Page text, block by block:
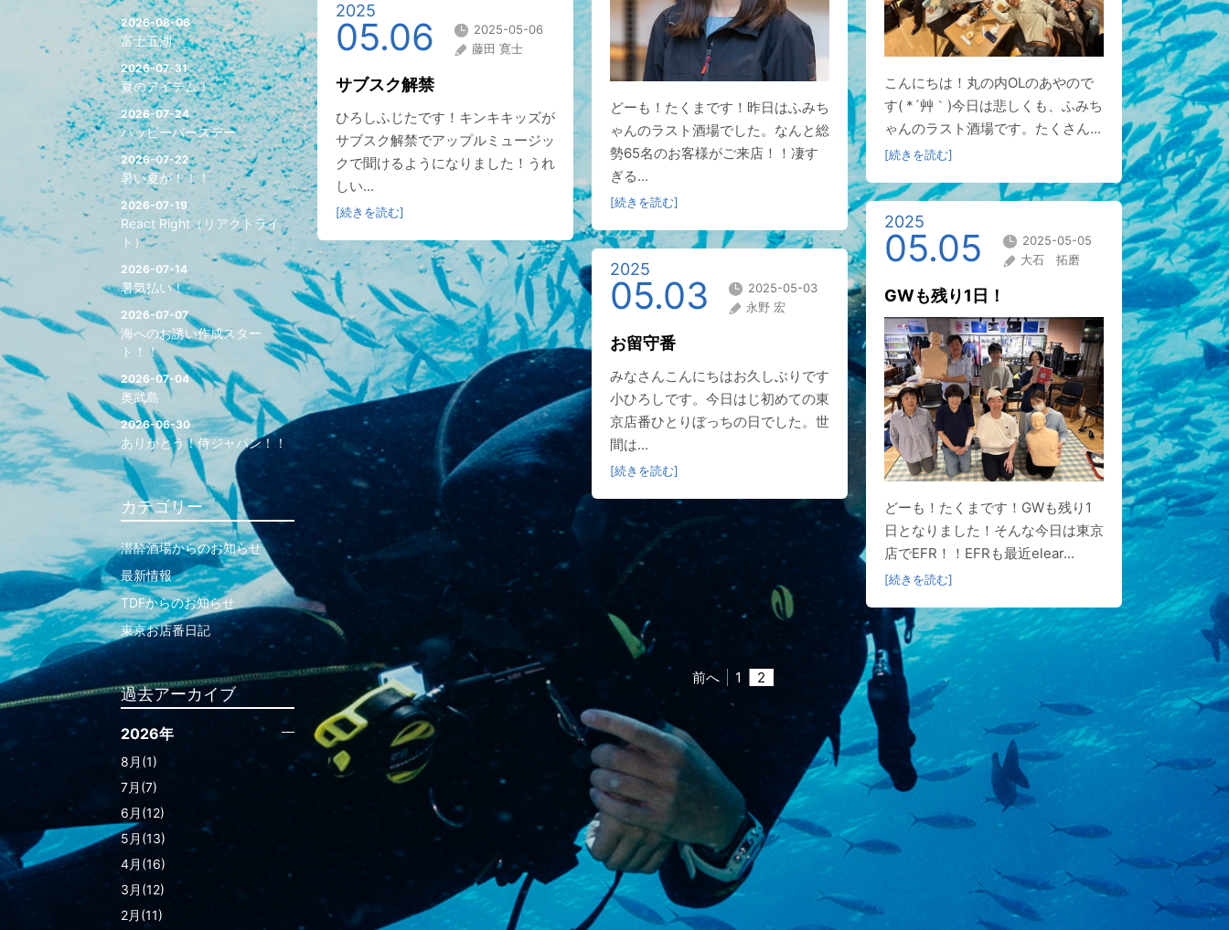
どーも！たくまです！昨日はふみち
ゃんのラスト酒場でした。なんと総
勢65名のお客様がご来店！！凄す
ぎる...
[続きを読む]
こんにちは！丸の内OLのあやので
す( *´艸｀)今日は悲しくも、ふみち
ゃんのラスト酒場です。たくさん...
[続きを読む]
2025
05.06
2025-05-06
藤田 寛士
サブスク解禁
ひろしふじたです！キンキキッズが
サブスク解禁でアップルミュージッ
クで聞けるようになりました！うれ
しい...
[続きを読む] 2025
05.05
2025-05-05
大石 拓磨
GWも残り1日！
どーも！たくまです！GWも残り1
日となりました！そんな今日は東京
店でEFR！！EFRも最近elear...
[続きを読む]
2025
05.03
2025-05-03
永野 宏
お留守番
みなさんこんにちはお久しぶりです
小ひろしです。今日はじ初めての東
京店番ひとりぼっちの日でした。世
間は...
[続きを読む]
前へ 1 2
2026-08-06
富士五湖
2026-07-31
夏のアイテム！
2026-07-24
ハッピーバースデー
2026-07-22
暑い夏が！！！
2026-07-19
React Right（リアクトライ
ト）
2026-07-14
暑気払い！
2026-07-07
海へのお誘い作成スター
ト！！
2026-07-04
奥武島
2026-06-30
ありがとう！侍ジャパン！！
カテゴリー
潜酔酒場からのお知らせ
最新情報
TDFからのお知らせ
東京お店番日記
過去アーカイブ
2026年
8月(1)
7月(7)
6月(12)
5月(13)
4月(16)
3月(12)
2月(11)